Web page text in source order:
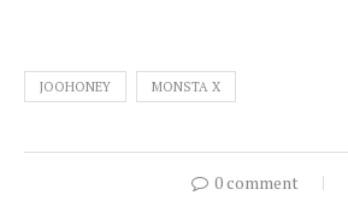
JOOHONEY MONSTA X
0 comment